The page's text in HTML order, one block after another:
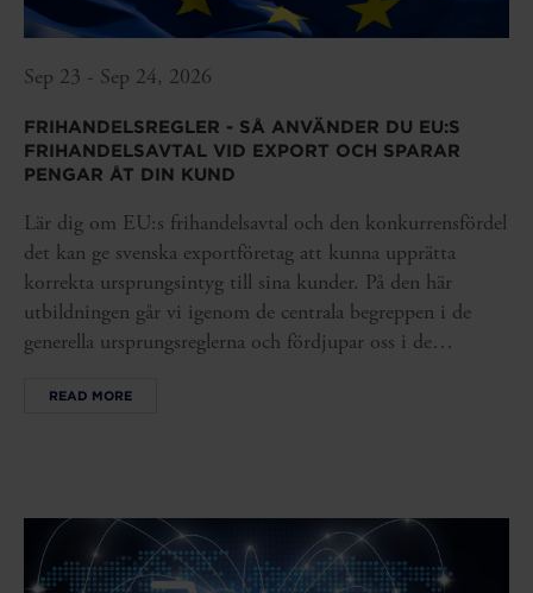
Sep 23 - Sep 24, 2026
FRIHANDELSREGLER - SÅ ANVÄNDER DU EU:S
FRIHANDELSAVTAL VID EXPORT OCH SPARAR
PENGAR ÅT DIN KUND
Lär dig om EU:s frihandelsavtal och den konkurrensfördel
det kan ge svenska exportföretag att kunna upprätta
korrekta ursprungsintyg till sina kunder. På den här
utbildningen går vi igenom de centrala begreppen i de
generella ursprungsreglerna och fördjupar oss i de
frihandelsavtalen på rätt sätt.
READ MORE